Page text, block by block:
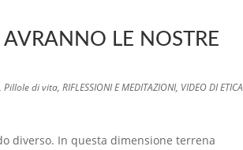
AVRANNO LE NOSTRE
, Pillole di vita, RIFLESSIONI E MEDITAZIONI, VIDEO DI ETICA
diverso. In questa dimensione terrena